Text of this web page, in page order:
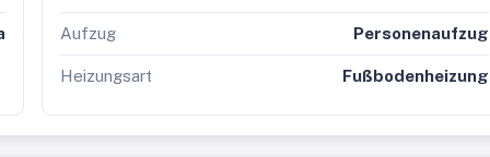
Aufzug Personenaufzug
Heizungsart Fußbodenheizung